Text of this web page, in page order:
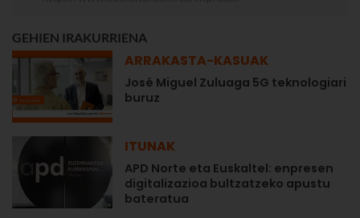
GEHIEN IRAKURRIENA
ARRAKASTA-KASUAK
José Miguel Zuluaga 5G teknologiari
buruz
ITUNAK
APD Norte eta Euskaltel: enpresen
digitalizazioa bultzatzeko apustu
bateratua